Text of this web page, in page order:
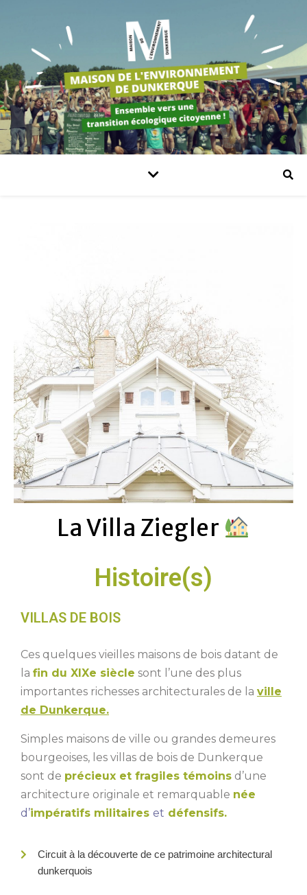
La Villa Ziegler
Histoire(s)
VILLAS DE BOIS
Ces quelques vieilles maisons de bois datant de
la fin du XIXe siècle sont l’une des plus
importantes richesses architecturales de la ville
de Dunkerque.
Simples maisons de ville ou grandes demeures
bourgeoises, les villas de bois de Dunkerque
sont de précieux et fragiles témoins d’une
architecture originale et remarquable née
d’impératifs militaires et défensifs.
Circuit à la découverte de ce patrimoine architectural
dunkerquois